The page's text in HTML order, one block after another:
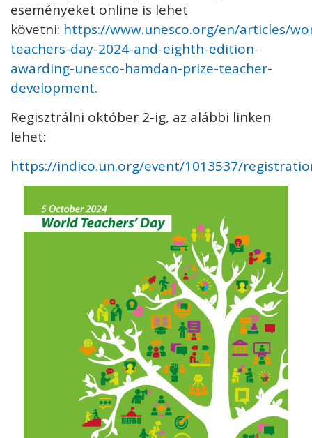
eseményeket online is lehet
követni: https://www.unesco.org/en/articles/
teachers-day-2024-and-eighth-edition-
awarding-unesco-hamdan-prize-teacher-
development.
Regisztrálni október 2-ig, az alábbi linken
lehet:
https://indico.un.org/event/1013537/